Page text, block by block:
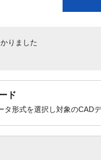
りました
ド
タ形式を選択し対象のCAD